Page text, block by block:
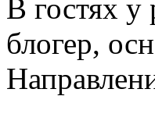
В гостях
блогер,